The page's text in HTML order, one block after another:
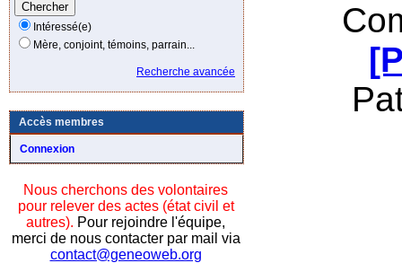
Intéressé(e)
Mère, conjoint, témoins, parrain...
Recherche avancée
Accès membres
Connexion
Nous cherchons des volontaires
pour relever des actes (état civil et
autres). Pour rejoindre l'équipe,
merci de nous contacter par mail via
contact@geneoweb.org